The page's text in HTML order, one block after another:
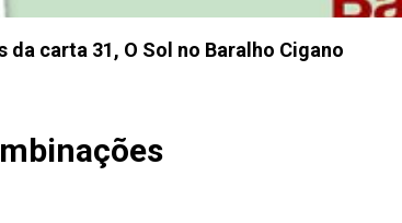
da carta 31, O Sol no Baralho Cigano